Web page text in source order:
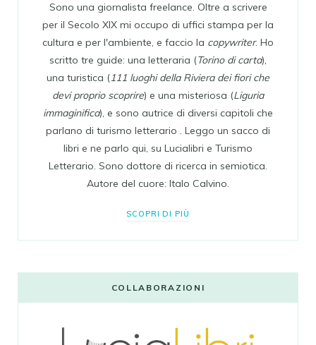
Sono una giornalista freelance. Oltre a scrivere
per il Secolo XIX mi occupo di uffici stampa per la
cultura e per l'ambiente, e faccio la copywriter. Ho
scritto tre guide: una letteraria (Torino di carta),
una turistica (111 luoghi della Riviera dei fiori che
devi proprio scoprire) e una misteriosa (Liguria
immaginifica), e sono autrice di diversi capitoli che
parlano di turismo letterario . Leggo un sacco di
libri e ne parlo qui, su Lucialibri e Turismo
Letterario. Sono dottore di ricerca in semiotica.
Autore del cuore: Italo Calvino.
SCOPRI DI PIÙ
COLLABORAZIONI